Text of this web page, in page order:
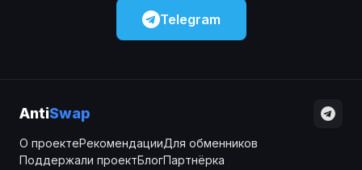
Telegram
AntiSwap
О проектеРекомендацииДля обменников
Поддержали проектБлогПартнёрка